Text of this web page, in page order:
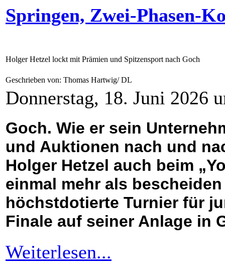
Springen, Zwei-Phasen-
Holger Hetzel lockt mit Prämien und Spitzensport nach Goch
Geschrieben von: Thomas Hartwig/ DL
Donnerstag, 18. Juni 2026
Goch. Wie er sein
und Auktionen nach und
Holger Hetzel auch beim
einmal mehr als
höchstdotierte Turnier für
Finale auf seiner Anlage in
Weiterlesen...